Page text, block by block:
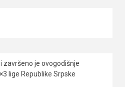
završeno je ovogodišnje
lige Republike Srpske